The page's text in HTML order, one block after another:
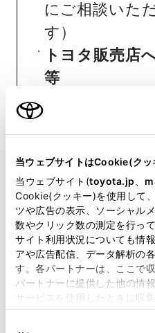
当ウェブサイトはCookie(クッ
当ウェブサイト(toyota.jp
Cookie(クッキー)を使用して
ツや広告の表示、ソーシャル
数やクリック数の測定を行っ
サイト利用状況についても情
アや広告配信、データ解析の
す。各パートナーは、ここで
パートナーに提供した他の情
サービスを使用したときに収
使用することがあります。当
にご相談いた
す）
トヨタ販売店
等
おクルマに関す
は、自動車検査
用意いただくと
が可能です。
リコール等